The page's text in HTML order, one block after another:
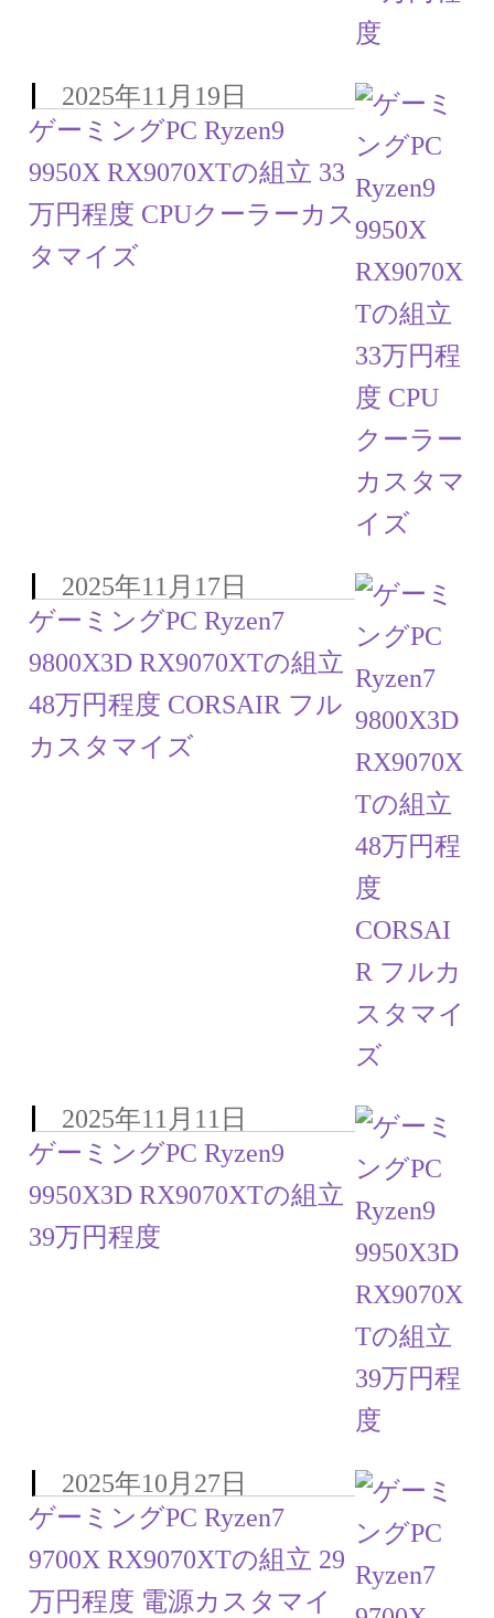
ゲーミングPC Ryzen9
9950X RX9070XTの組立 33
万円程度 CPUクーラーカス
タマイズ
2025年11月19日
ゲーミングPC Ryzen7
9800X3D RX9070XTの組立
48万円程度 CORSAIR フル
カスタマイズ
2025年11月17日
ゲーミングPC Ryzen9
9950X3D RX9070XTの組立
39万円程度
2025年11月11日
ゲーミングPC Ryzen7
9700X RX9070XTの組立 29
万円程度 電源カスタマイ
2025年10月27日